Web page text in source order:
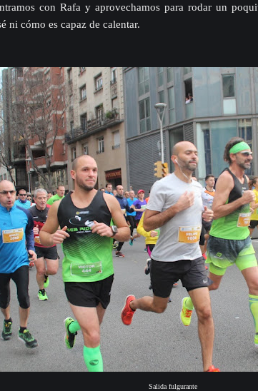
con Rafa y aprovechamos para rodar un
ni cómo es capaz de calentar.
Salida fulgurante